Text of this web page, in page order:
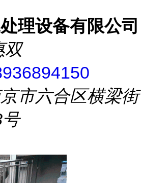
理设备有限公司
双
市六合区横梁街